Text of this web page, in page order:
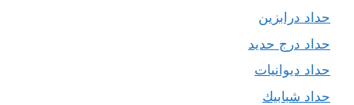
حداد درابزين
حداد درج حديد
حداد ديوانيات
حداد شبابيك